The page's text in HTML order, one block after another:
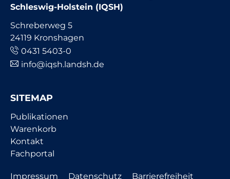
Schleswig-Holstein (IQSH)
Schreberweg 5
24119 Kronshagen
0431 5403-0
info@iqsh.landsh.de
SITEMAP
Navigation
überspringen
Publikationen
Warenkorb
Kontakt
Fachportal
Navigation
Impressum Datenschutz Barrierefreiheit